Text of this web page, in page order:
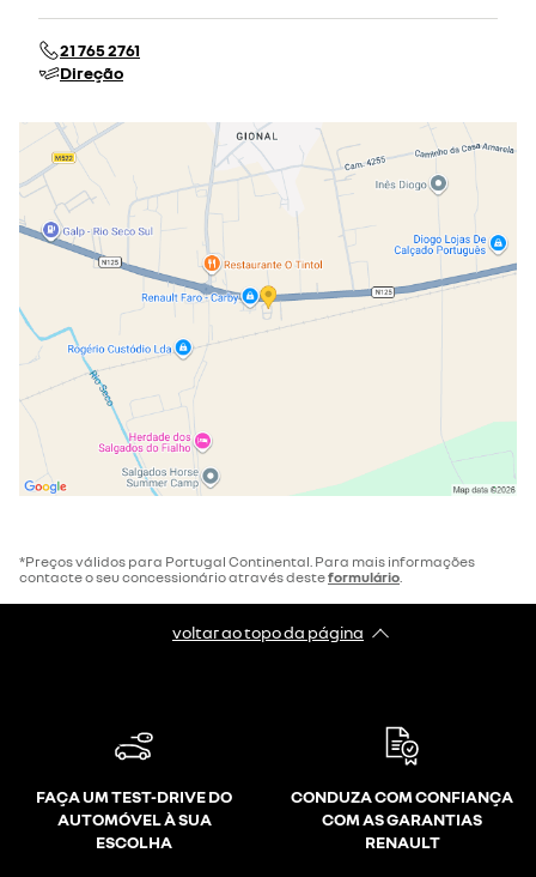
21 765 2761
Direção
*Preços válidos para Portugal Continental. Para mais informações
contacte o seu concessionário através desteformulário.
voltar ao topo da página
FAÇA UM TEST-DRIVE DO
AUTOMÓVEL À SUA
ESCOLHA
CONDUZA COM CONFIANÇA
COM AS GARANTIAS
RENAULT